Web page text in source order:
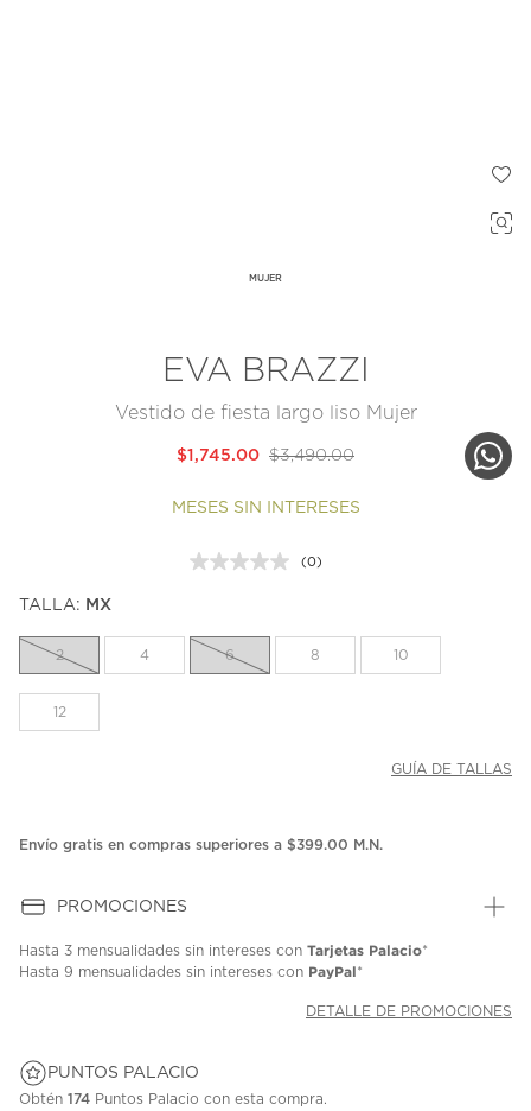
MUJER
EVA BRAZZI
Vestido de fiesta largo liso Mujer
$3,490.00
$1,745.00
MESES SIN INTERESES
Sin
la
misma
(0)
TALLA: MX
2 4 6 8 10
12
GUÍA DE TALLAS
Envío gratis en compras superiores a $399.00 M.N.
PROMOCIONES
Hasta 3 mensualidades sin intereses con Tarjetas Palacio*
Hasta 9 mensualidades sin intereses con PayPal*
DETALLE DE PROMOCIONES
PUNTOS PALACIO
Obtén 174 Puntos Palacio con esta compra.